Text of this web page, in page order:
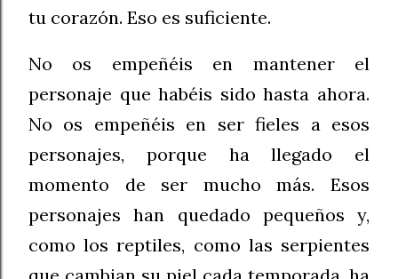
tu corazón. Eso es suficiente.
No os empeñéis en mantener el
personaje que habéis sido hasta ahora.
No os empeñéis en ser fieles a esos
personajes, porque ha llegado el
momento de ser mucho más. Esos
personajes han quedado pequeños y,
como los reptiles, como las serpientes